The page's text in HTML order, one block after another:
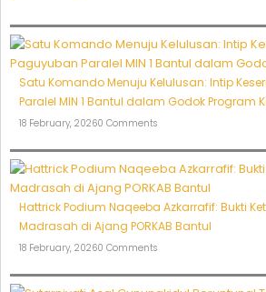
Satu Komando Menuju Kelulusan: Intip
Paralel MIN 1 Bantul dalam Godok Program
18 February, 20260 Comments
Hattrick Podium Naqeeba Azkarrafif: Bukti
Madrasah di Ajang PORKAB Bantul
18 February, 20260 Comments